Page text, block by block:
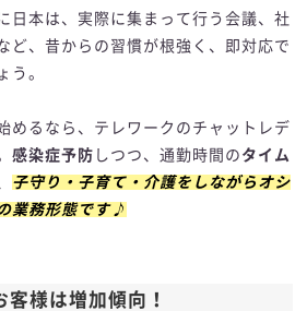
日本は、実際に集まって行う会議、社
ど、昔からの習慣が根強く、即対応で
う。
めるなら、テレワークのチャットレデ
感染症予防 しつつ、通勤時間の タイム
子守り・子育て・介護をしながらオシ
業務形態です♪
様は増加傾向！